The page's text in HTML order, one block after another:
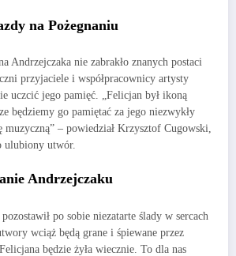
na Pożegnaniu
Andrzejczaka nie zabrakło znanych postaci
przyjaciele i współpracownicy artysty
uczcić jego pamięć. „Felicjan był ikoną
będziemy go pamiętać za jego niezwykły
muzyczną” – powiedział Krzysztof Cugowski,
ulubiony utwór.
Andrzejczaku
po sobie niezatarte ślady w sercach
wciąż będą grane i śpiewane przez
będzie żyła wiecznie. To dla nas